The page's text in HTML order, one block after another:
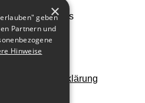
eines
Übersicht
Datenschutzerklärung
×
geben
Partnern und
Hinweise